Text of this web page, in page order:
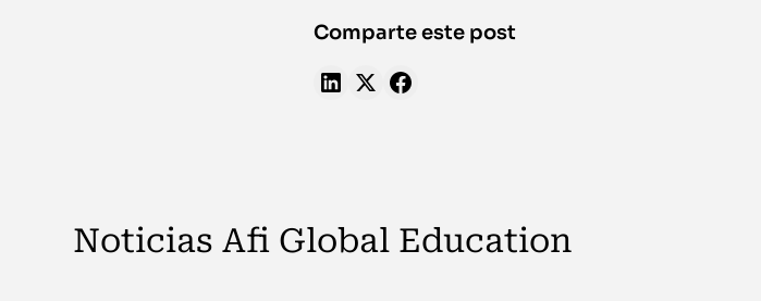
Comparte este post
Noticias Afi Global Education